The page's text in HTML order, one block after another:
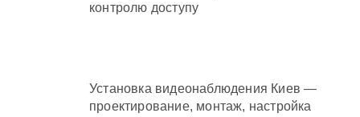
контролю доступу
Установка видеонаблюдения Киев —
проектирование, монтаж, настройка